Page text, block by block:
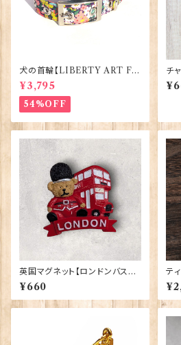
犬の首輪【LIBERTY ART FA
BRIC=Thorpe】BlossomCo
90295
¥3,795
54%OFF
チ
ザ
4
英国マグネット【ロンドンバスベ
ア】A&S Gifts 90030
¥660
テ